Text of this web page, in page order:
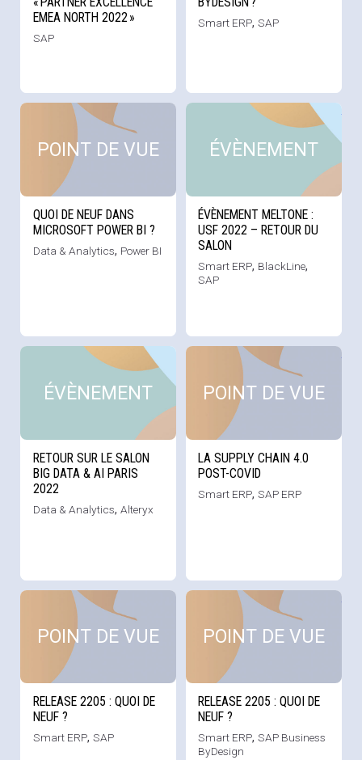
EMEA NORTH 2022 »
SAP
Smart ERP,SAP
POINT DE VUE
QUOI DE NEUF DANS
MICROSOFT POWER BI ?
Data & Analytics, Power BI
Voir cette news
ÉVÈNEMENT
ÉVÈNEMENT MELTONE :
USF 2022 – RETOUR DU
SALON
Smart ERP, BlackLine,
SAP
ÉVÈNEMENT
RETOUR SUR LE SALON
BIG DATA & AI PARIS
2022
Data & Analytics, Alteryx
Voir cette news
POINT DE VUE
LA SUPPLY CHAIN 4.0
POST-COVID
Smart ERP,SAP ERP
POINT DE VUE
RELEASE 2205 : QUOI DE
NEUF ?
Smart ERP, SAP
Voir cette news
POINT DE VUE
RELEASE 2205 : QUOI DE
NEUF ?
Smart ERP,SAP Business
ByDesign